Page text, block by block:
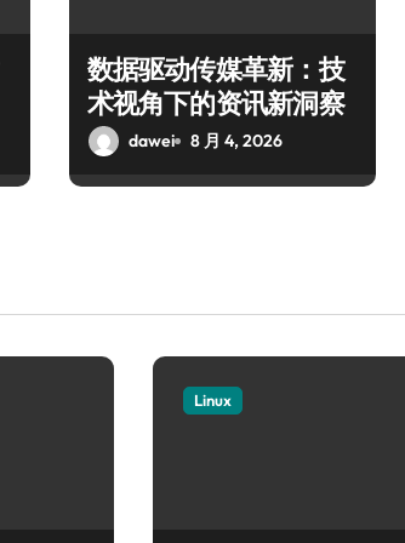
数据驱动传媒革新：技
术视角下的资讯新洞察
dawei 8 月 4, 2026
Linux